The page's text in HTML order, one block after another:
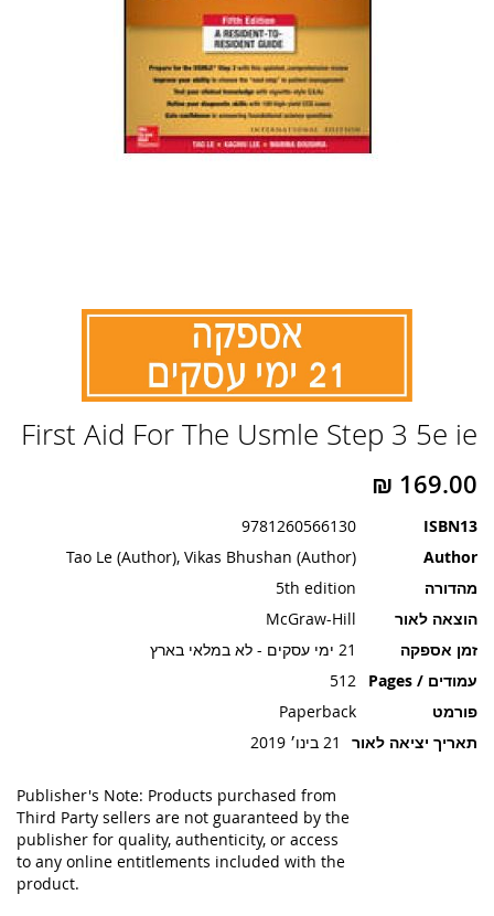
First Aid For The Usmle Step 3 5e ie
ISBN13
9781260566130
Author
Tao Le (Author), Vikas Bhushan (Author)
מהדורה
5th edition
הוצאה לאור
McGraw-Hill
זמן אספקה
21 ימי עסקים - לא במלאי בארץ
עמודים / Pages
512
פורמט
Paperback
תאריך יציאה לאור
21 בינו׳ 2019
Publisher's Note: Products purchased from
Third Party sellers are not guaranteed by the
publisher for quality, authenticity, or access
to any online entitlements included with the
product.
להתחלה
גלריית
תמונות